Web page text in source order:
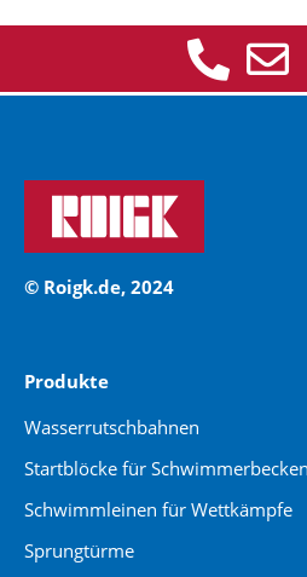
© Roigk.de, 2024
Produkte
Wasserrutschbahnen
Startblöcke für Schwimmerbecken
Schwimmleinen für Wettkämpfe
Sprungtürme